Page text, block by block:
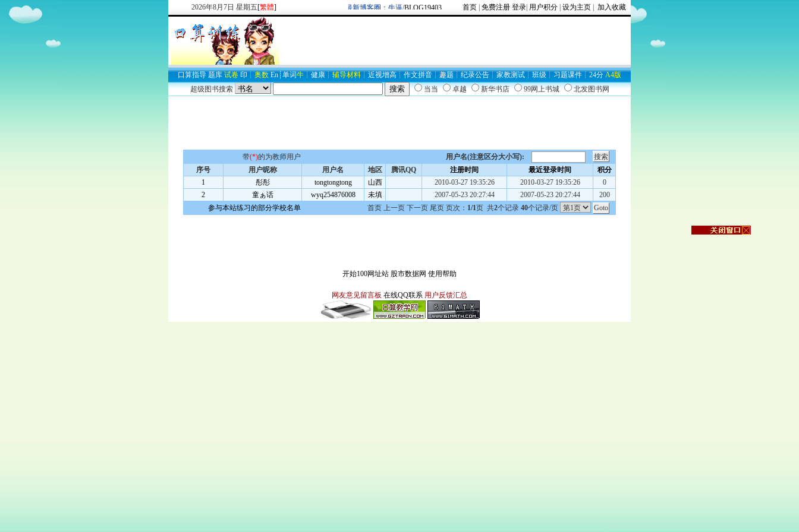
2026年8月 7日 星期五[繁體]
欢迎新注册用户： /44709 最新博客圈：牛逼/BLOG19403 首页 免费注册 登录 用户积分 设为主页 加入收藏
口算指导 题库 试卷 印 ┊ 奥数 En ┊ 单词牛 ┊ 健康 ┊ 辅导材料 ┊ 近视增高 ┊ 作文拼音 ┊ 趣题 ┊ 纪录公告 ┊ 家教测试 ┊ 班级 ┊ 习题课件 ┊ 24分 A4版
超级图书搜索
当当 卓越 新华书店 99网上书城 北发图书网
带(*)的为教师用户
用户名(注意区分大小写):
序号
用户昵称 用户名 地区 腾讯QQ 注册时间 最近登录时间
积分
1
彤彤 tongtongtong 山西 2010-03-27 19:35:26 2010-03-27 19:35:26
0
2
童ぁ话 wyq254876008 未填 2007-05-23 20:27:44 2007-05-23 20:27:44
200
参与本站练习的部分学校名单
首页 上一页 下一页 尾页 页次： 1/1页 共2个记录 40个记录/页
开始100网址站 股市数据网 使用帮助
网友意见留言板 在线QQ联系 用户反馈汇总